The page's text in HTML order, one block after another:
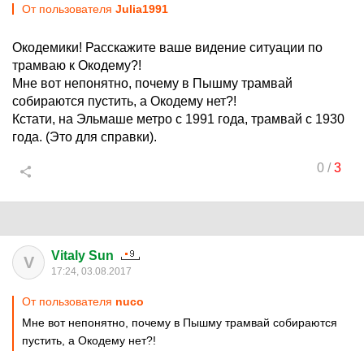
От пользователя Julia1991
Окодемики! Расскажите ваше видение ситуации по
трамваю к Окодему?!
Мне вот непонятно, почему в Пышму трамвай
собираются пустить, а Окодему нет?!
Кстати, на Эльмаше метро с 1991 года, трамвай с 1930
года. (Это для справки).
0/3
V Vitaly Sun
17:24, 03.08.2017
От пользователя nuco
Мне вот непонятно, почему в Пышму трамвай собираются
пустить, а Окодему нет?!